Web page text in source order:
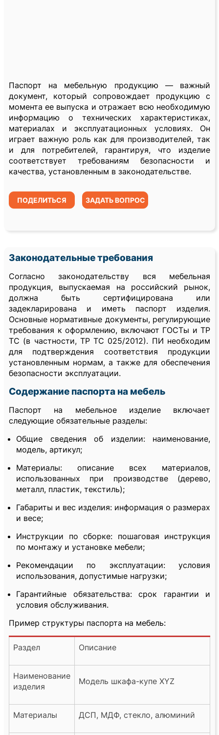
Паспорт на мебельную продукцию — важный
документ, который сопровождает продукцию с
момента ее выпуска и отражает всю необходимую
информацию о технических характеристиках,
материалах и эксплуатационных условиях. Он
играет важную роль как для производителей, так
и для потребителей, гарантируя, что изделие
соответствует требованиям безопасности и
качества, установленным в законодательстве.
ПОДЕЛИТЬСЯ ЗАДАТЬ ВОПРОС
Законодательные требования
Согласно законодательству вся мебельная
продукция, выпускаемая на российский рынок,
должна быть сертифицирована или
задекларирована и иметь паспорт изделия.
Основные нормативные документы, регулирующие
требования к оформлению, включают ГОСТы и ТР
ТС (в частности, ТР ТС 025/2012). ПИ необходим
для подтверждения соответствия продукции
установленным нормам, а также для обеспечения
безопасности эксплуатации.
Содержание паспорта на мебель
Паспорт на мебельное изделие включает
следующие обязательные разделы:
Общие сведения об изделии: наименование,
модель, артикул;
Материалы: описание всех материалов,
использованных при производстве (дерево,
металл, пластик, текстиль);
Габариты и вес изделия: информация о размерах
и весе;
Инструкции по сборке: пошаговая инструкция
по монтажу и установке мебели;
Рекомендации по эксплуатации: условия
использования, допустимые нагрузки;
Гарантийные обязательства: срок гарантии и
условия обслуживания.
Пример структуры паспорта на мебель:
Раздел Описание
Наименование
изделия
Модель шкафа-купе XYZ
Материалы ДСП, МДФ, стекло, алюминий